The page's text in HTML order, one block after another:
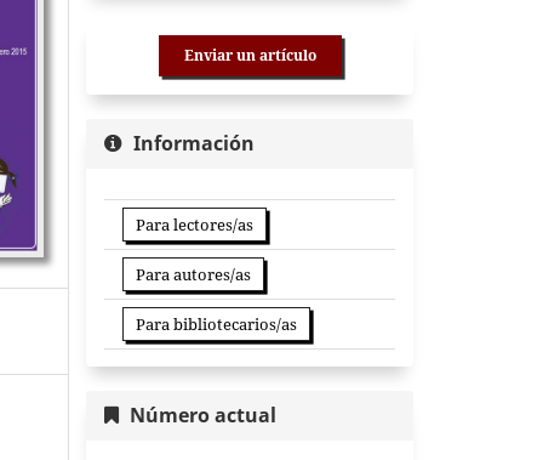
Enviar un artículo
Información
Para lectores/as
Para autores/as
Para bibliotecarios/as
Número actual